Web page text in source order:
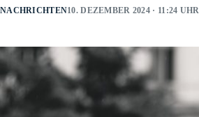
NACHRICHTEN10. DEZEMBER 2024 · 11:24 UHR